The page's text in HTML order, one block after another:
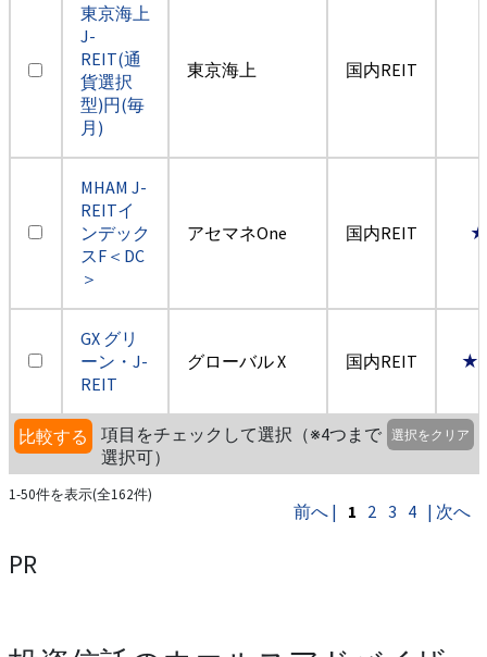
東京海上
J-
REIT(通
貨選択
型)円(毎
月)
東京海上 国内REIT
MHAM J-
REITイ
ンデック
スF＜DC
＞
アセマネOne 国内REIT
GX グリ
ーン・J-
REIT
グローバル X 国内REIT
比較する
項目をチェックして選択（※4つまで
選択可）
選択をクリア
1-50件を表示(全162件)
前へ | 1 2 3 4 | 次へ
PR